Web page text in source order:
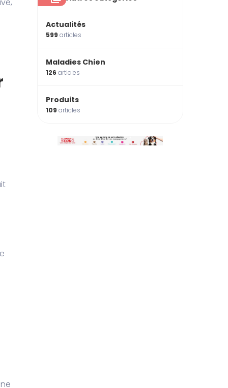
Actualités
599 articles
Maladies Chien
126 articles
Produits
109 articles